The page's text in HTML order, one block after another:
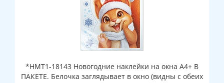
*НМТ1-18143 Новогодние наклейки на окна А4+ В
ПАКЕТЕ. Белочка заглядывает в окно (видны с обеих